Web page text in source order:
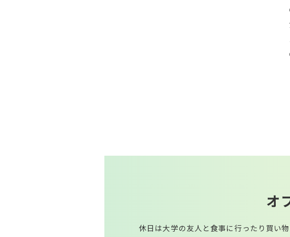
オ
休日は大学の友人と食事に行ったり買い